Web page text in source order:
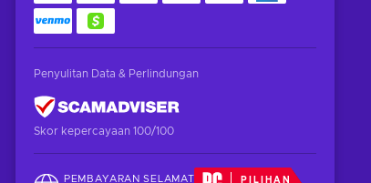
Penyulitan Data & Perlindungan
Skor kepercayaan 100/100
PEMBAYARAN SELAMAT
PILIHAN